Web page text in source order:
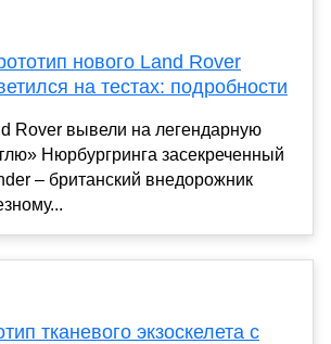
нового Land Rover
на тестах: подробности
Rover вывели на легендарную
Нюрбургринга засекреченный
– британский внедорожник
тканевого экзоскелета с